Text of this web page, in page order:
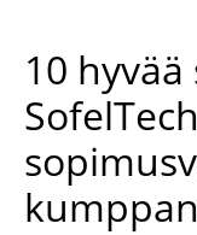
10
SofelTech